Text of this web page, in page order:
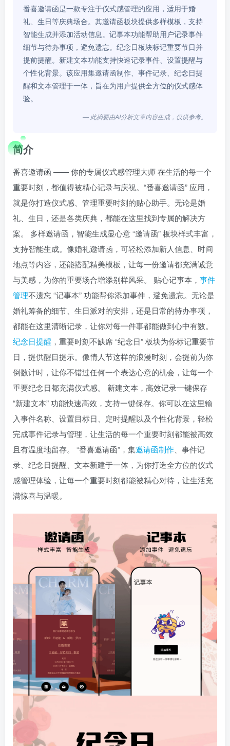
番喜邀请函是一款专注于仪式感管理的应用，适用于婚
礼、生日等庆典场合。其邀请函板块提供多样模板，支持
智能生成并添加活动信息。记事本功能帮助用户记录事件
细节与待办事项，避免遗忘。纪念日板块标记重要节日并
提前提醒。新建文本功能支持快速记录事件、设置提醒与
个性化背景。该应用集邀请函制作、事件记录、纪念日提
醒和文本管理于一体，旨在为用户提供全方位的仪式感体
验。
— 此摘要由AI分析文章内容生成，仅供参考。
简介
番喜邀请函 —— 你的专属仪式感管理大师 在生活的每一个
重要时刻，都值得被精心记录与庆祝。“番喜邀请函” 应用，
就是你打造仪式感、管理重要时刻的贴心助手。无论是婚
礼、生日，还是各类庆典，都能在这里找到专属的解决方
案。 多样邀请函，智能生成显心意 “邀请函” 板块样式丰富，
支持智能生成。像婚礼邀请函，可轻松添加新人信息、时间
地点等内容，还能搭配精美模板，让每一份邀请都充满诚意
与美感，为你的重要场合增添别样风采。 贴心记事本， 事件
管理不遗忘 “记事本” 功能帮你添加事件，避免遗忘。无论是
婚礼筹备的细节、生日派对的安排，还是日常的待办事项，
都能在这里清晰记录，让你对每一件事都能做到心中有数。
纪念日提醒 ，重要时刻不缺席 “纪念日” 板块为你标记重要节
日，提供醒目提示。像情人节这样的浪漫时刻，会提前为你
倒数计时，让你不错过任何一个表达心意的机会，让每一个
重要纪念日都充满仪式感。 新建文本，高效记录一键保存
“新建文本” 功能快速高效，支持一键保存。你可以在这里输
入事件名称、设置目标日、定时提醒以及个性化背景，轻松
完成事件记录与管理，让生活的每一个重要时刻都能被高效
且有温度地留存。 “番喜邀请函”，集邀请函制作 、事件记
录、纪念日提醒、文本新建于一体，为你打造全方位的仪式
感管理体验，让每一个重要时刻都能被精心对待，让生活充
满惊喜与温暖。